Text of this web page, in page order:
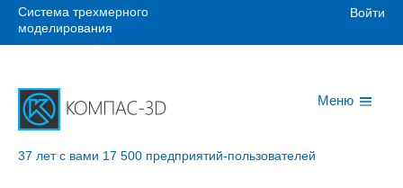
Система трехмерного
моделирования
Войти
Меню
37 лет с вами 17 500 предприятий-пользователей